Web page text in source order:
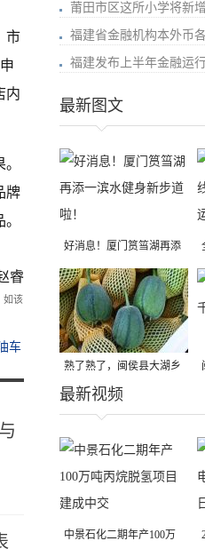
市
内
牌
睿
如该
车
莆田市区这所小学将新增
福建省金融机构本外币
福建发布上半年金融运
最新图文
好消息！厦门筼筜湖再添
一滨水健身新步道啦！
熟了熟了，闽侯县大湖乡
瓜果大丰收！
最新视频
中景石化二期年产100万